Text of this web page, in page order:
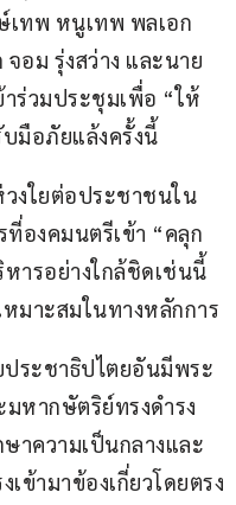
เทพ หนูเทพ พลเอก
อม รุ่งสว่าง และนาย
ร่วมประชุมเพื่อ “ให้
บมือภัยแล้งครั้งนี้
งใยต่อประชาชนใน
องคมนตรีเข้า “คลุก
ารอย่างใกล้ชิดเช่นนี้
มาะสมในทางหลักการ
ระชาธิปไตยอันมีพระ
หากษัตริย์ทรงดำรง
าความเป็นกลางและ
ข้ามาข้องเกี่ยวโดยตรง